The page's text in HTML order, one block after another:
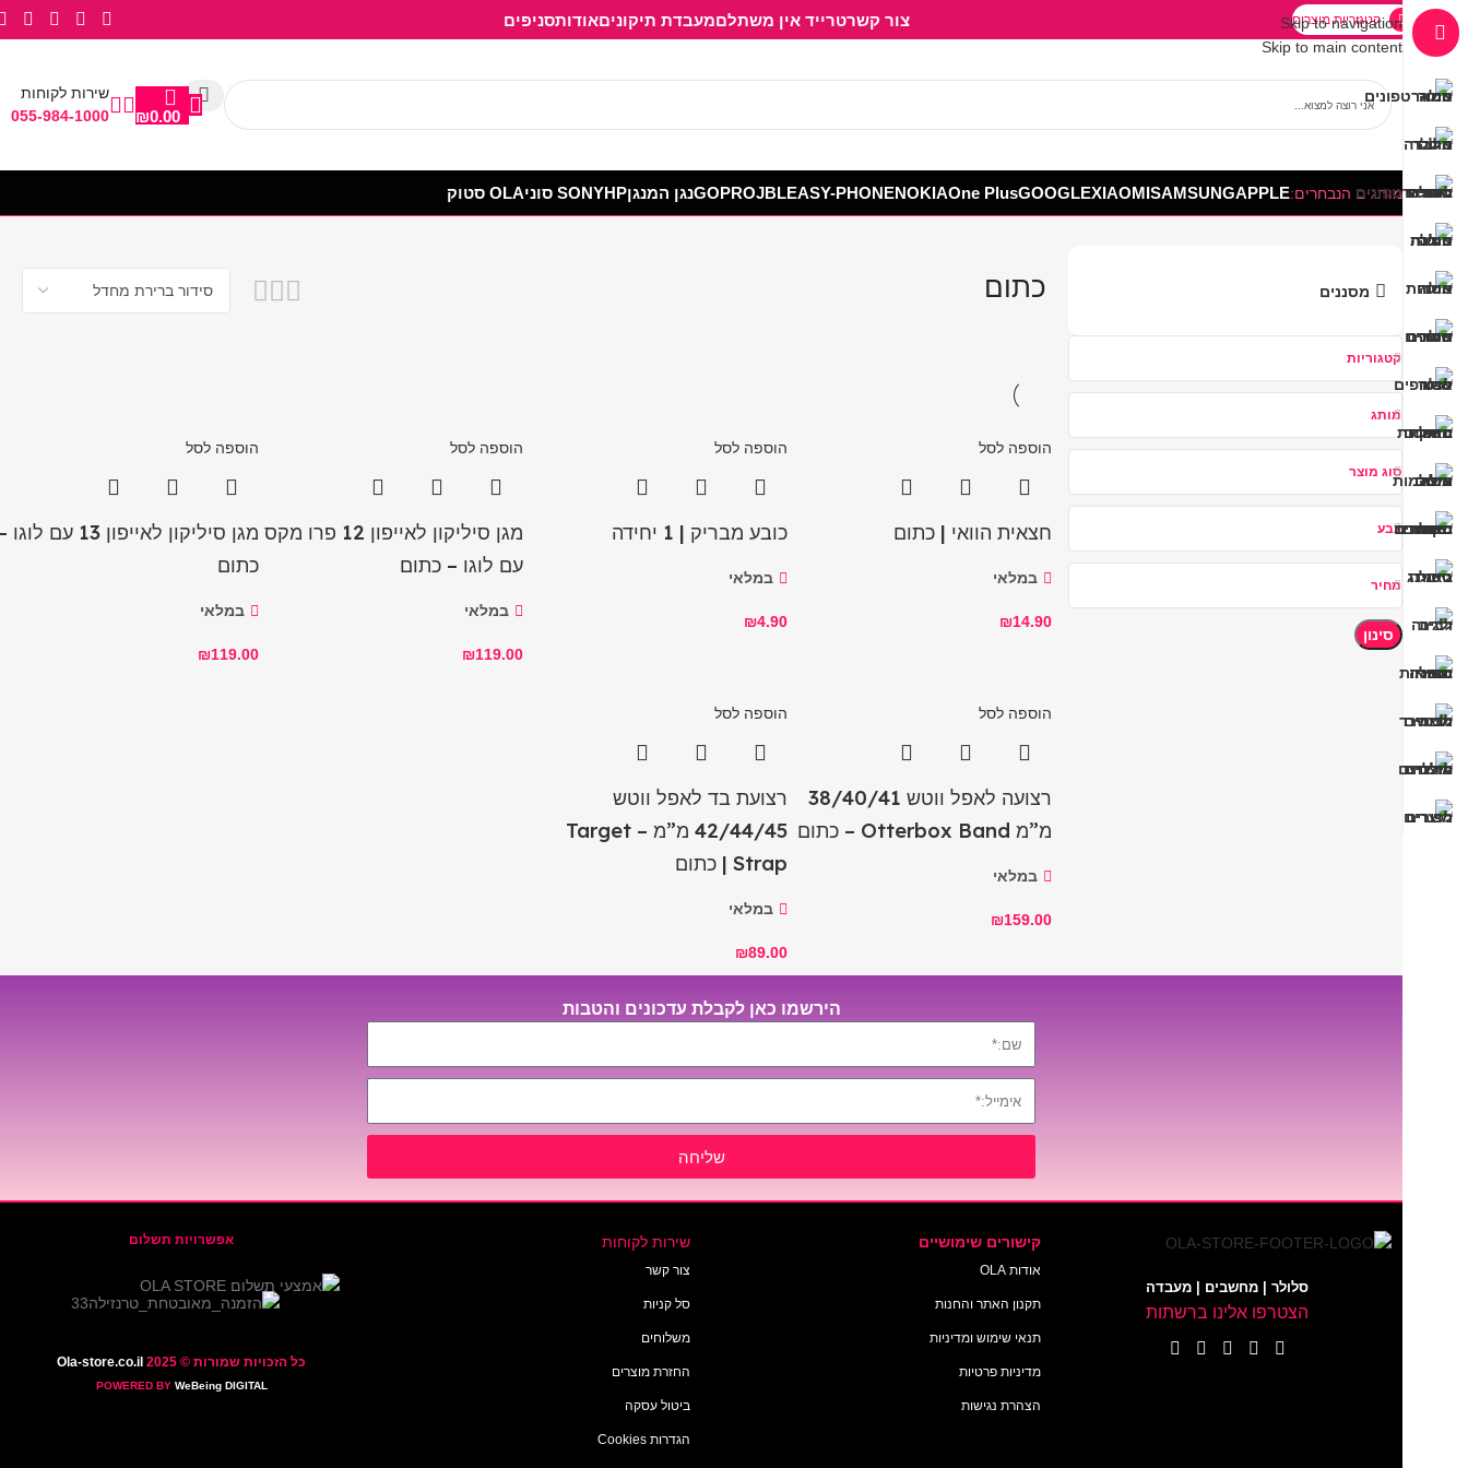
Skip to navigation
Skip to main content
קטגוריות מוצרים צור קשרטרייד אין משתלםמעבדת תיקוניםאודותסניפים
₪0.00
שירות לקוחות
055-984-1000
המותגים הנבחרים:APPLE
SAMSUNG
XIAOMI
GOOGLE
One Plus
NOKIA
EASY-PHONE
JBL
GOPROנגן המנגןHPSONY סוני OLA סטוק
מסננים
קטגוריות
מותג
סוג מוצר
צבע
מחיר
סינון
כתום
הוספה לסל
חצאית הוואי | כתום
במלאי
₪14.90
הוספה לסל
כובע מבריק | 1 יחידה
במלאי
₪4.90
הוספה לסל
מגן סיליקון לאייפון 12 פרו מקס
עם לוגו – כתום
במלאי
₪119.00
הוספה לסל
מגן סיליקון לאייפון 13 עם
כתום
במלאי
₪119.00
הוספה לסל
רצועה לאפל ווטש 38/40/41
מ”מ Otterbox Band – כתום
במלאי
₪159.00
הוספה לסל
רצועת בד לאפל ווטש
42/44/45 מ”מ – Target
Strap | כתום
במלאי
₪89.00
הירשמו כאן לקבלת עדכונים והטבות
שליחה
סלולר | מחשבים | מעבדה
הצטרפו אלינו ברשתות
קישורים שימושיים
אודות OLA
תקנון האתר והחנות
תנאי שימוש ומדיניות
מדיניות פרטיות
הצהרת נגישות
שירות לקוחות
צור קשר
סל קניות
משלוחים
החזרת מוצרים
ביטול עסקה
הגדרות Cookies
אפשרויות תשלום
כל הזכויות שמורות © 2025 Ola-store.co.il
POWERED BY WeBeing DIGITAL